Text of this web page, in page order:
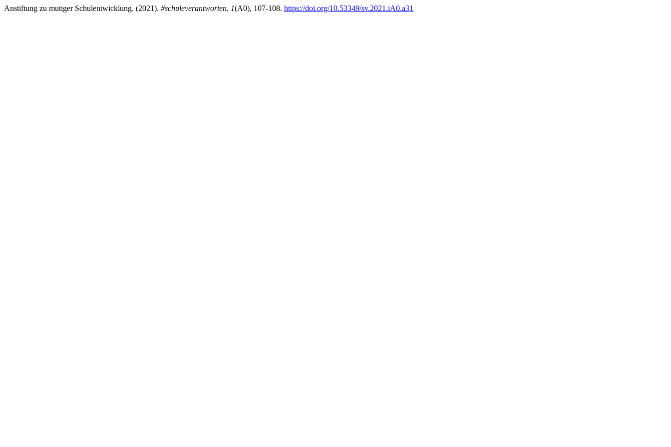
Anstiftung zu mutiger Schulentwicklung. (2021). #schuleverantworten, 1(A0), 107-108. https://doi.org/10.53349/sv.2021.iA0.a31